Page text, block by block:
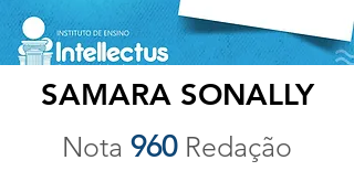
SAMARA SONALLY
Nota 960 Redação